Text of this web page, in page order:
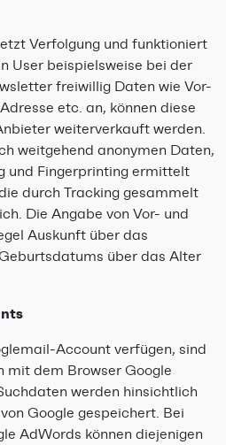
Verfolgung und funktioniert
User beispielsweise bei der
freiwillig Daten wie Vor-
etc. an, können diese
weiterverkauft werden.
weitgehend anonymen Daten,
und Fingerprinting ermittelt
durch Tracking gesammelt
Die Angabe von Vor- und
Auskunft über das
über das Alter
Account verfügen, sind
mit dem Browser Google
werden hinsichtlich
Google gespeichert. Bei
AdWords können diejenigen